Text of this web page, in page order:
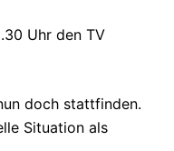
Uhr den TV
doch stattfinden.
Situation als